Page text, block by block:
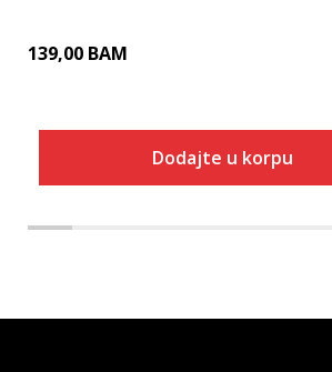
139,00 BAM
Dodajte u korpu